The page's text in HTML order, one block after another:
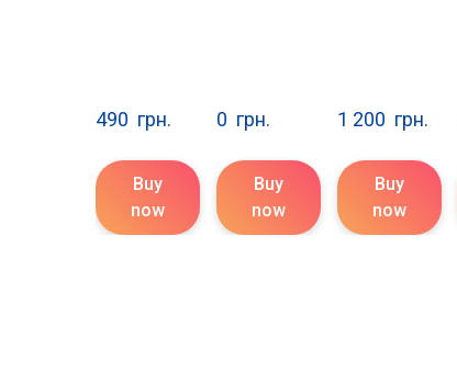
490  грн.
Buy
now
0  грн.
Buy
now
1 200  грн.
Buy
now